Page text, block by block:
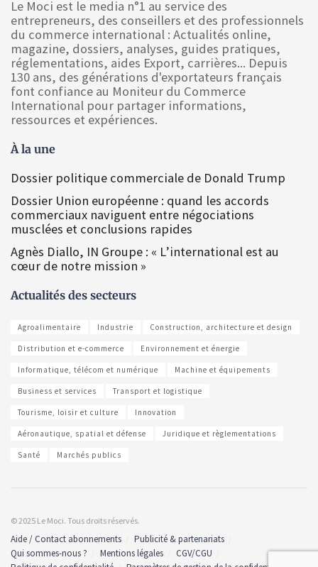
Le Moci est le media n°1 au service des
entrepreneurs, des conseillers et des professionnels
du commerce international : Actualités online,
magazine, dossiers, analyses, guides pratiques,
réglementations, aides Export, carrières... Depuis
130 ans, des générations d'exportateurs français
font confiance au Moniteur du Commerce
International pour partager informations,
ressources et expériences.
À la une
Dossier politique commerciale de Donald Trump
Dossier Union européenne : quand les accords
commerciaux naviguent entre négociations
musclées et conclusions rapides
Agnès Diallo, IN Groupe : « L’international est au
cœur de notre mission »
Actualités des secteurs
Agroalimentaire Industrie Construction, architecture et design
Distribution et e-commerce Environnement et énergie
Informatique, télécom et numérique Machine et équipements
Business et services Transport et logistique
Tourisme, loisir et culture Innovation
Aéronautique, spatial et défense Juridique et règlementations
Santé Marchés publics
© 2025 Le Moci. Tous droits réservés.
Aide / Contact abonnements
Publicité & partenariats
Qui sommes-nous ?
Mentions légales
CGV/CGU